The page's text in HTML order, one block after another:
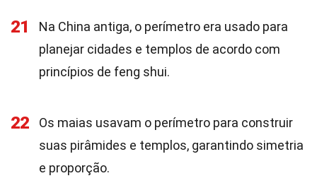
21
Na China antiga, o perímetro era usado para
planejar cidades e templos de acordo com
princípios de feng shui.
22
Os maias usavam o perímetro para construir
suas pirâmides e templos, garantindo simetria
e proporção.